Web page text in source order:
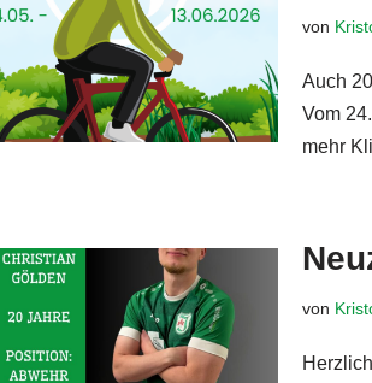
von
Auch
Vom
mehr
von